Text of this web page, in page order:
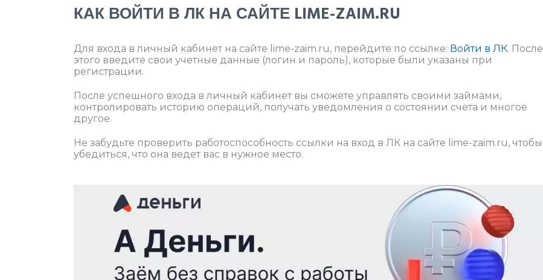
КАК ВОЙТИ В ЛК НА САЙТЕ LIME-ZAIM.RU
Для входа в личный кабинет на сайте lime-zaim.ru, перейдите по ссылке: Войти в ЛК. После
этого введите свои учетные данные (логин и пароль), которые были указаны при
регистрации.
После успешного входа в личный кабинет вы сможете управлять своими займами,
контролировать историю операций, получать уведомления о состоянии счета и многое
другое.
Не забудьте проверить работоспособность ссылки на вход в ЛК на сайте lime-zaim.ru, чтобы
убедиться, что она ведет вас в нужное место.